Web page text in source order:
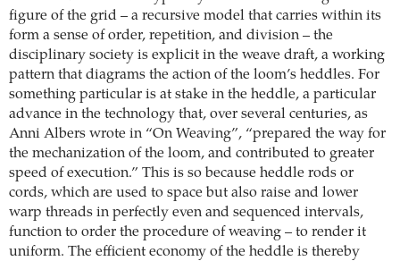
figure of the grid – a recursive model that carries within its
form a sense of order, repetition, and division – the
disciplinary society is explicit in the weave draft, a working
pattern that diagrams the action of the loom’s heddles. For
something particular is at stake in the heddle, a particular
advance in the technology that, over several centuries, as
Anni Albers wrote in “On Weaving”, “prepared the way for
the mechanization of the loom, and contributed to greater
speed of execution.” This is so because heddle rods or
cords, which are used to space but also raise and lower
warp threads in perfectly even and sequenced intervals,
function to order the procedure of weaving – to render it
uniform. The efficient economy of the heddle is thereby